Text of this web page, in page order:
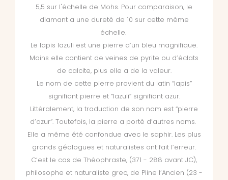
5,5 sur l'échelle de Mohs. Pour comparaison, le
diamant a une dureté de 10 sur cette même
échelle.
Le lapis lazuli est une pierre d’un bleu magnifique.
Moins elle contient de veines de pyrite ou d’éclats
de calcite, plus elle a de la valeur.
Le nom de cette pierre provient du latin “lapis”
signifiant pierre et “lazuli” signifiant azur.
Littéralement, la traduction de son nom est “pierre
d’azur”. Toutefois, la pierre a porté d’autres noms.
Elle a même été confondue avec le saphir. Les plus
grands géologues et naturalistes ont fait l’erreur.
C’est le cas de Théophraste, (371 - 288 avant JC),
philosophe et naturaliste grec, de Pline l’Ancien (23 -